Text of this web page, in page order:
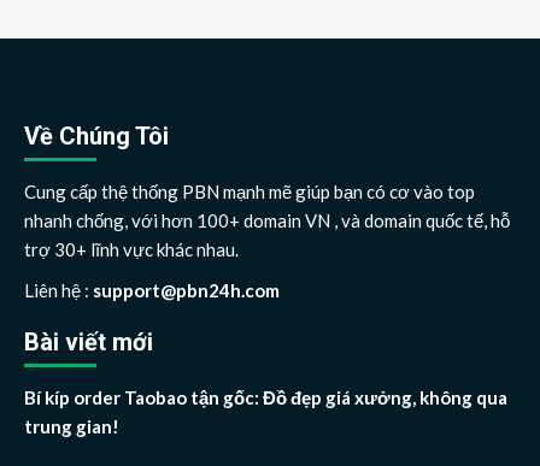
Về Chúng Tôi
Cung cấp thệ thống PBN mạnh mẽ giúp bạn có cơ vào top
nhanh chống, với hơn 100+ domain VN , và domain quốc tế, hỗ
trợ 30+ lĩnh vực khác nhau.
Liên hệ : support@pbn24h.com
Bài viết mới
Bí kíp order Taobao tận gốc: Đồ đẹp giá xưởng, không qua
trung gian!